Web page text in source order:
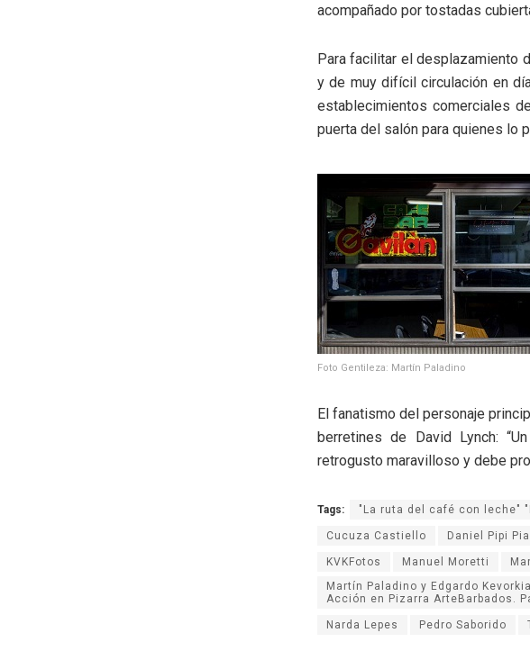
acompañado por tostadas
Para facilitar el desplazamiento
y de muy difícil circulación en
establecimientos comerciales
puerta del salón para quienes lo
Foto Gentileza: Martín Paladino
El fanatismo del personaje
berretines de David Lynch:
retrogusto maravilloso y debe
Tags: "La ruta del café con leche"
Cucuza Castiello Daniel Pipi
KVKFotos Manuel Moretti
Martín Paladino y Edgardo
Acción en Pizarra ArteBarbados.
Narda Lepes Pedro Saborido